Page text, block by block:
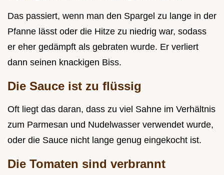
Das passiert, wenn man den Spargel zu lange in der
Pfanne lässt oder die Hitze zu niedrig war, sodass
er eher gedämpft als gebraten wurde. Er verliert
dann seinen knackigen Biss.
Die Sauce ist zu flüssig
Oft liegt das daran, dass zu viel Sahne im Verhältnis
zum Parmesan und Nudelwasser verwendet wurde,
oder die Sauce nicht lange genug eingekocht ist.
Die Tomaten sind verbrannt